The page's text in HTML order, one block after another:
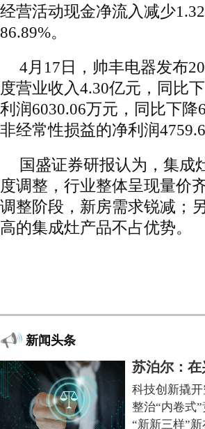
经营活动现金净流入减少
86.89%。
4月17日，帅丰电器发布
度营业收入4.30亿元，同比
利润6030.06万元，同比下
非经常性损益的净利润
国盛证券研报认为，集成
度调整，行业整体呈现量价
调整阶段，新房需求锐减；
高的集成灶产品不占优势。
新闻头条
苏泊尔：
科技创新撬
整治“内卷式
“新新三样”新